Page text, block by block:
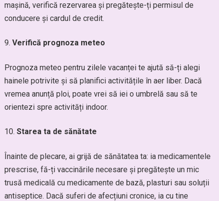
mașină, verifică rezervarea și pregătește-ți permisul de
conducere și cardul de credit.
Verifică prognoza meteo
Prognoza meteo pentru zilele vacanței te ajută să-ți alegi
hainele potrivite și să planifici activitățile în aer liber. Dacă
vremea anunță ploi, poate vrei să iei o umbrelă sau să te
orientezi spre activități indoor.
Starea ta de sănătate
Înainte de plecare, ai grijă de sănătatea ta: ia medicamentele
prescrise, fă-ți vaccinările necesare și pregătește un mic
trusă medicală cu medicamente de bază, plasturi sau soluții
antiseptice. Dacă suferi de afecțiuni cronice, ia cu tine